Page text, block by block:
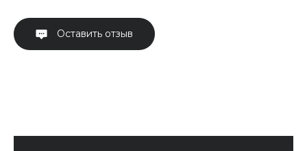
Оставить отзыв